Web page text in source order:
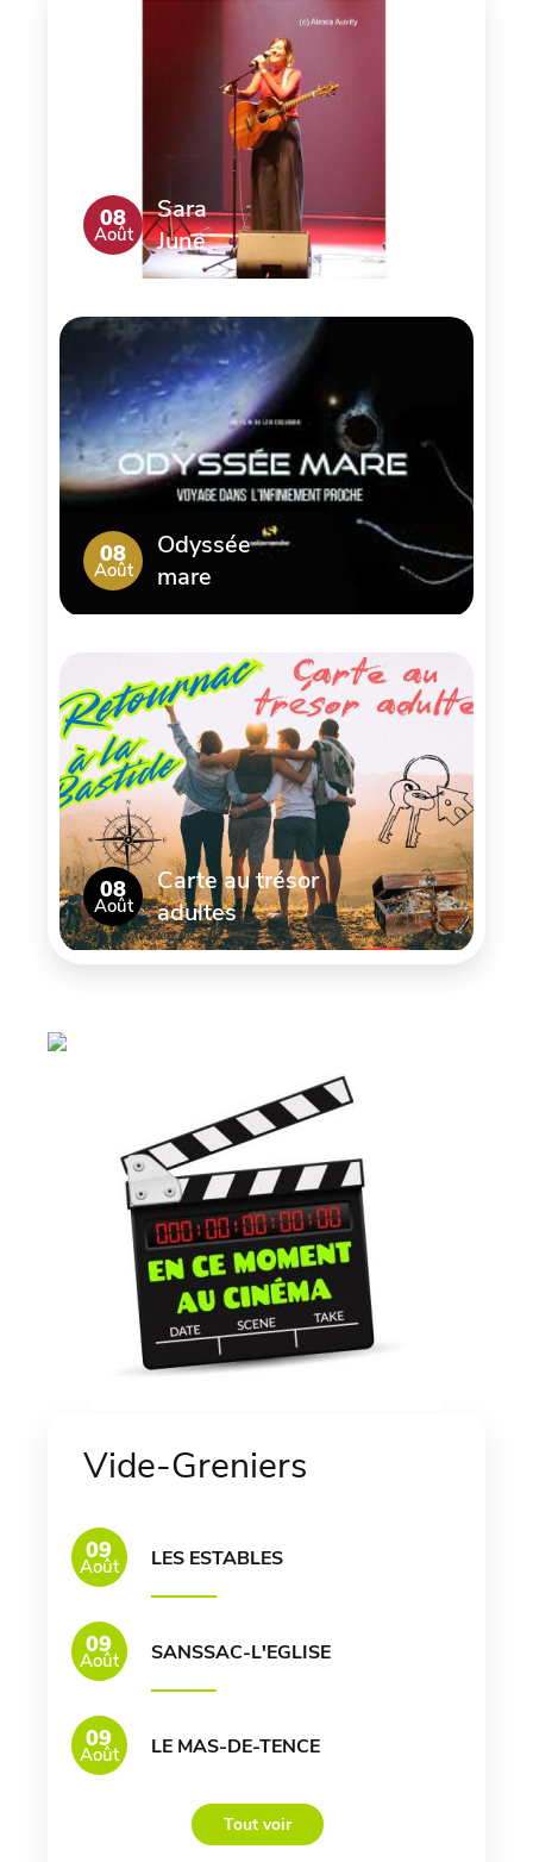
08
Août
Sara
June
08
Août
Odyssée
mare
08
Août
Carte au trésor
adultes
Vide-Greniers
09
Août LES ESTABLES
09
Août SANSSAC-L'EGLISE
09
Août LE MAS-DE-TENCE
Tout voir